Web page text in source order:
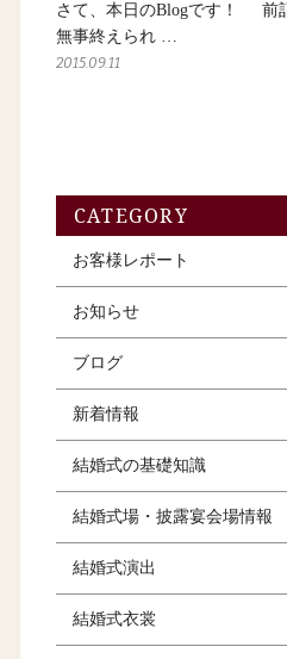
さて、本日のBlogです！ 前
無事終えられ …
2015.09.11
CATEGORY
お客様レポート
お知らせ
ブログ
新着情報
結婚式の基礎知識
結婚式場・披露宴会場情報
結婚式演出
結婚式衣裳